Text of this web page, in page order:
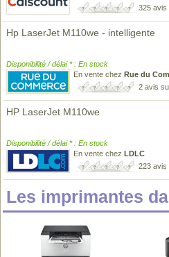
325 avis
Hp LaserJet M110we - intelligente
Disponibilité / délai * : En stock
En vente chez Rue du
2 avis
HP LaserJet M110we
Disponibilité / délai * : En stock
En vente chez LDLC
223 avis
Les imprimantes